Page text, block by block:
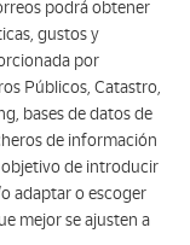
podrá obtener
gustos y
por
Públicos, Catastro,
bases de datos de
de información
objetivo de introducir
adaptar o escoger
mejor se ajusten a